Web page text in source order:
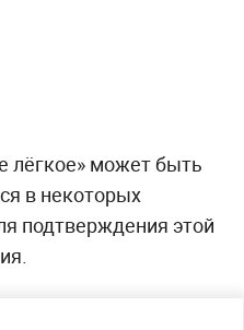
лёгкое» может быть
в некоторых
подтверждения этой